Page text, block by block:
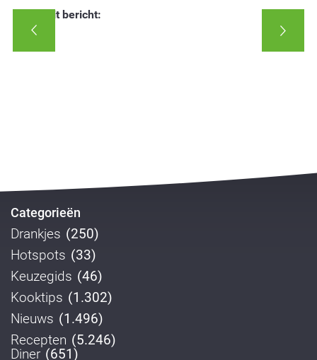
Deel dit bericht:
Categorieën
Drankjes (250)
Hotspots (33)
Keuzegids (46)
Kooktips (1.302)
Nieuws (1.496)
Recepten (5.246)
Diner (651)